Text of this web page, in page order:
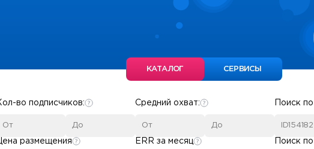
КАТАЛОГ СЕРВИСЫ
во подписчиков:
размещения
Средний охват:
ERR за месяц
Поиск
Поиск